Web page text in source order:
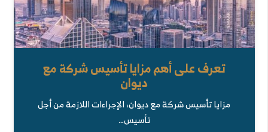
تعرف على أهم مزايا تأسيس شركة مع
ديوان
مزايا تأسيس شركة مع ديوان، الإجراءات اللازمة من أجل
تأسيس…